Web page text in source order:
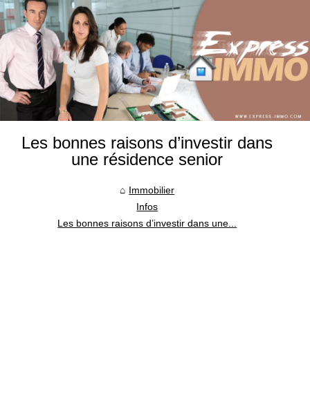
Les bonnes raisons d’investir dans
une résidence senior
Immobilier
Infos
Les bonnes raisons d’investir dans une...